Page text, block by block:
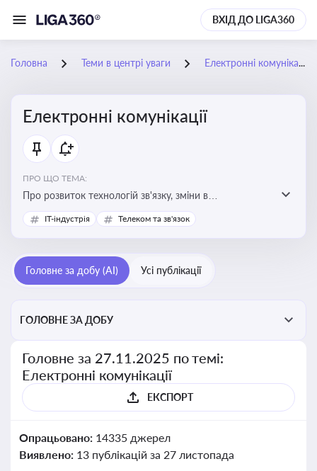
ВХІД ДО LIGA360
Головна Теми в центрі уваги Електронні комунікації
Електронні комунікації
ПРО ЩО ТЕМА:
Про розвиток технологій зв'язку, зміни в
законодавстві, регулювання ринку телекомунікацій,
інновації в сфері мобільних та інтернет-послуг
IT-індустрія Телеком та зв'язок
Головне за добу (AI) Усі публікації
ГОЛОВНЕ ЗА ДОБУ
Головне за 27.11.2025 по темі:
Електронні комунікації
ЕКСПОРТ
Опрацьовано: 14335 джерел
Виявлено: 13 публікацій за 27 листопада